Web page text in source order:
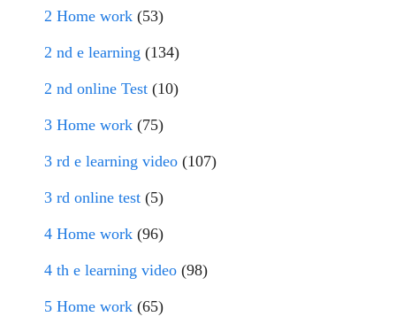
2 Home work (53)
2 nd e learning (134)
2 nd online Test (10)
3 Home work (75)
3 rd e learning video (107)
3 rd online test (5)
4 Home work (96)
4 th e learning video (98)
5 Home work (65)